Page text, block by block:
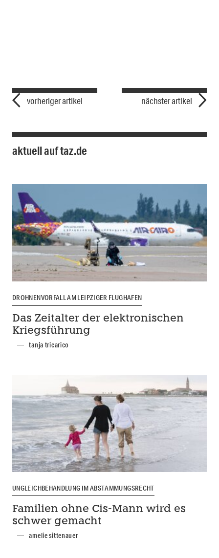
vorheriger artikel nächster artikel
aktuell auf taz.de
DROHNENVORFALL AM LEIPZIGER FLUGHAFEN
Das Zeitalter der elektronischen
Kriegsführung
tanja tricarico
UNGLEICHBEHANDLUNG IM ABSTAMMUNGSRECHT
Familien ohne Cis-Mann wird es
schwer gemacht
amelie sittenauer